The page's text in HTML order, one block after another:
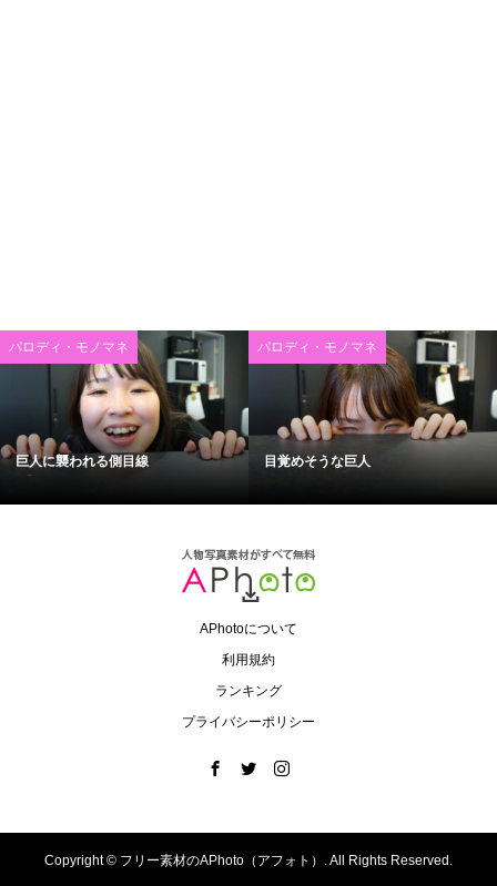
パロディ・モノマネ
巨人に襲われる側目線
パロディ・モノマネ
目覚めそうな巨人
APhotoについて
利用規約
ランキング
プライバシーポリシー
Copyright © フリー素材のAPhoto（アフォト）. All Rights Reserved.